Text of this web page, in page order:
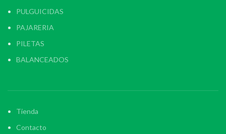
PULGUICIDAS
PAJARERIA
PILETAS
BALANCEADOS
Tienda
Contacto